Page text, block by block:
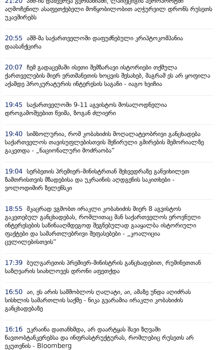
აღმოჩენილ ასაფეთქებელი მოწყობილობით აღჭურვილ დრონს რუსეთს
უკავშირებს
20:55 აშშ-მა საქართველოში დაფუძნებული კრიპტოკომპანია
დაასანქცირა
20:07 ჩემ გადაცემაში ისეთი შემზარავი ისტორიები თქმულა
ქართველების მიერ ერთმანეთის ხოცვის შესახებ, მაგრამ ეს არ ყოფილა
აქამდე პროკურატურის ინტერესის საგანი - იაგო ხვიჩია
19:45 საქართველოში 9-11 აგვისტოს მოსალოდნელია
დროგამოშვებით წვიმა, ზოგან ძლიერი
19:40 სიმბოლურია, რომ კობახიძის მოღალატეობრივი განცხადება
საქართველოს თავისუფლებისთვის შეწირული გმირების მემორიალზე
გაკეთდა - „ნაციონალური მოძრაობა“
19:04 სერბეთის პრემიერ-მინისტრთან შეხვედრაზე განვიხილეთ
ზამთრისთვის მზადებისა და უკრაინის აღდგენის საკითხები -
ვოლოდიმირ ზელენსკი
18:55 მკაცრად ვგმობთ ირაკლი კობახიძის მიერ 8 აგვისტოს
გაკეთებულ განცხადებას, რომლითაც მან საქართველოს ეროვნული
ინტერესების საწინააღმდეგოდ შეგნებულად გააყალბა ისტორიული
ფაქტები და სამართლებრივი შეფასებები - „კოალიცია
ცვლილებისთვის“
17:39 ბულგარეთის პრემიერ-მინისტრის განცხადებით, რუმინეთთან
საზღვარის სიახლოვეს დრონი აფეთქდა
16:50 აი, ეს არის სამშობლოს ღალატი, აი, ამაზე უნდა აღიძრას
სისხლის სამართლის საქმე - ნიკა გვარამია ირაკლი კობახიძის
განცხადებაზე
16:16 უკრაინა დათანხმდა, არ დაარტყას შავი ზღვაში
ნავთობტანკერებსა და ინფრასტრუქტურას, რომლებიც რუსეთს არ
ეკუთვნის - Bloomberg